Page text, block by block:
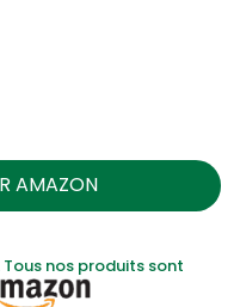
AMAZON
nos produits sont